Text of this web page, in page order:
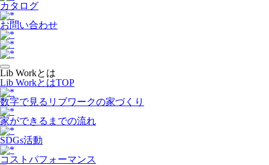
カタログ
お問い合わせ
Lib Workとは
Lib WorkとはTOP
数字で⾒るリブワークの家づくり
家ができるまでの流れ
SDGs活動
コストパフォーマンス